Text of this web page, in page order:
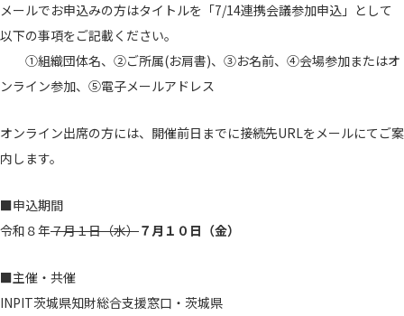
で
開
で
ブ
で
開
メールでお申込みの方はタイトルを「7/14連携会議参加申込」として
以下の事項をご記載ください。
①組織団体名、②ご所属(お肩書)、③お名前、④会場参加またはオ
ンライン参加、⑤電子メールアドレス
オンライン出席の方には、開催前日までに接続先URLをメールにてご案
内します。
■申込期間
令和８年７月１日（水）７月１０日（金）
■主催・共催
INPIT茨城県知財総合支援窓口・茨城県